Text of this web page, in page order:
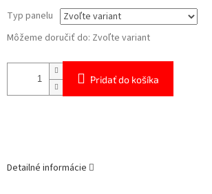
Typ panelu
Môžeme doručiť do: Zvoľte variant
Pridať do košíka
Detailné informácie